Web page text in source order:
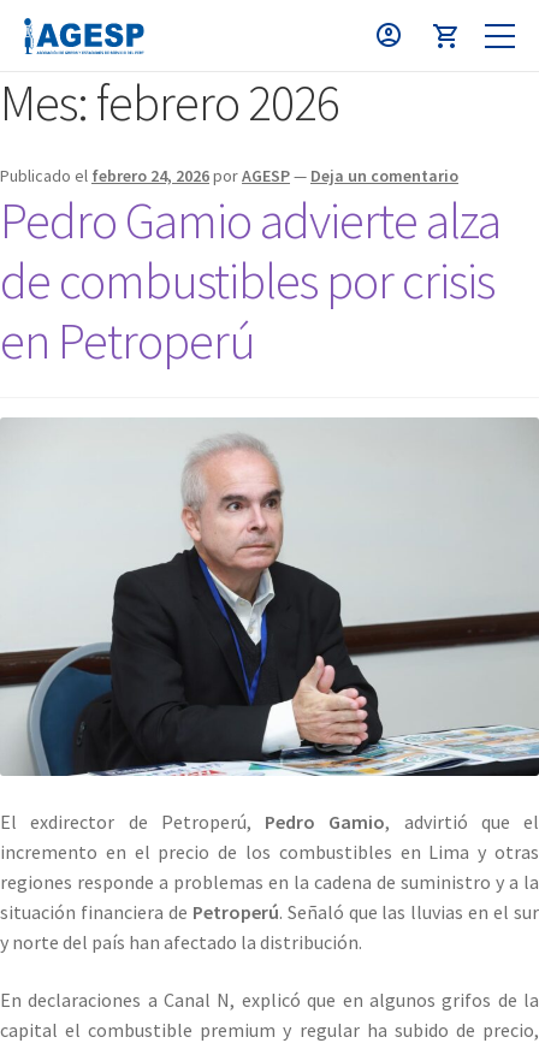
Mes:febrero 2026
Publicado el febrero 24, 2026porAGESP— Deja un comentario
Pedro Gamio advierte alza
de combustibles por crisis
en Petroperú
El exdirector de Petroperú, Pedro Gamio, advirtió que el
incremento en el precio de los combustibles en Lima y otras
regiones responde a problemas en la cadena de suministro y a la
situación financiera de Petroperú. Señaló que las lluvias en el sur
y norte del país han afectado la distribución.
En declaraciones a Canal N, explicó que en algunos grifos de la
capital el combustible premium y regular ha subido de precio,